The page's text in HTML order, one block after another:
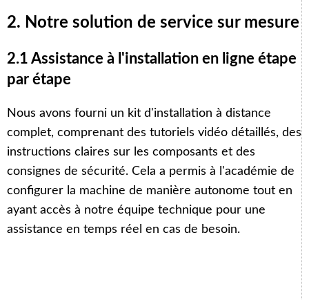
2. Notre solution de service sur mesure
2.1 Assistance à l'installation en ligne étape
par étape
Nous avons fourni un kit d'installation à distance
complet, comprenant des tutoriels vidéo détaillés, des
instructions claires sur les composants et des
consignes de sécurité. Cela a permis à l'académie de
configurer la machine de manière autonome tout en
ayant accès à notre équipe technique pour une
assistance en temps réel en cas de besoin.